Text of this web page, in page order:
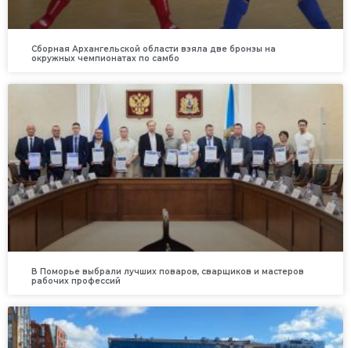
Сборная Архангельской области взяла две бронзы на
окружных чемпионатах по самбо
В Поморье выбрали лучших поваров, сварщиков и мастеров
рабочих профессий